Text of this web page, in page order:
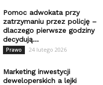
Pomoc adwokata przy
zatrzymaniu przez policję –
dlaczego pierwsze godziny
decydują...
Prawo 24 lutego 2026
Marketing inwestycji
deweloperskich a lejki